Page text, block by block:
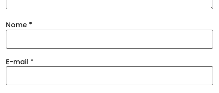
Nome *
E-mail *